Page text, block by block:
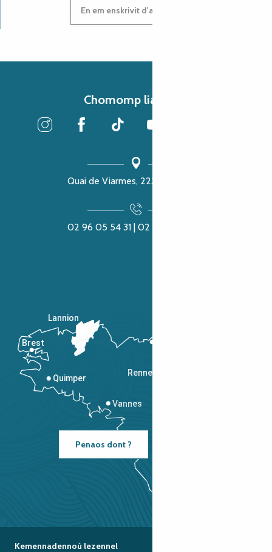
En em enskrivit d'ar c'heleier
Chomomp liammet
Quai de Viarmes, 22300 Lannion
02 96 05 54 31 | 02 96 04 04 57
Rennes
Vannes
Quimper
Lannion
Brest
Penaos dont ?
Kemennadennoù lezennel